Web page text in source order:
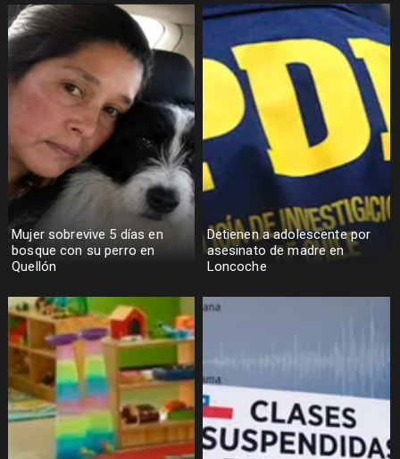
Mujer sobrevive 5 días en
bosque con su perro en
Quellón
Detienen a adolescente por
asesinato de madre en
Loncoche